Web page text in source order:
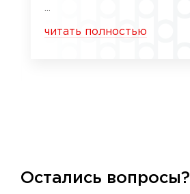
читать полностью
Остались вопросы?